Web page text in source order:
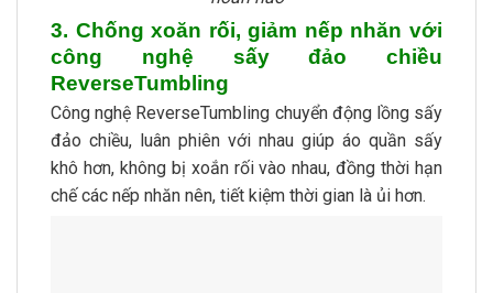
3. Chống xoăn rối, giảm nếp nhăn với
công nghệ sấy đảo chiều
ReverseTumbling
Công nghệ ReverseTumbling chuyển động lồng sấy
đảo chiều, luân phiên với nhau giúp áo quần sấy
khô hơn, không bị xoắn rối vào nhau, đồng thời hạn
chế các nếp nhăn nên, tiết kiệm thời gian là ủi hơn.